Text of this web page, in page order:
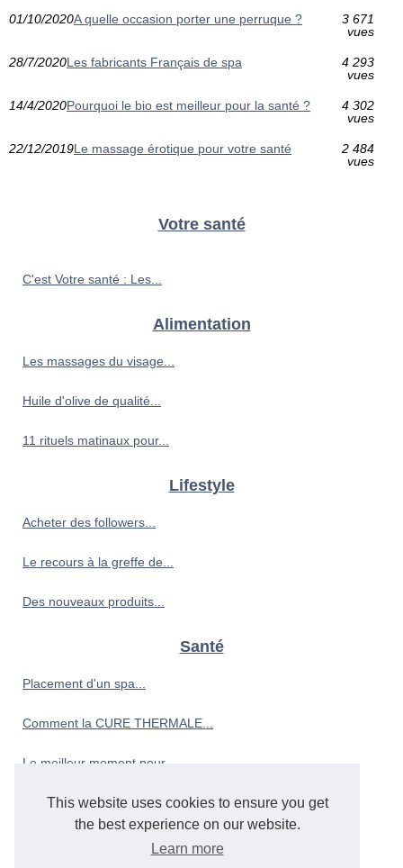
This website uses cookies to ensure you get
the best experience on our website.
Learn more
01/10/2020A quelle occasion porter une perruque ?
3 671
vues
28/7/2020Les fabricants Français de spa
4 293
vues
14/4/2020Pourquoi le bio est meilleur pour la santé ?
4 302
vues
22/12/2019Le massage érotique pour votre santé
2 484
vues
Votre santé
C'est Votre santé : Les...
Alimentation
Les massages du visage...
Huile d'olive de qualité...
11 rituels matinaux pour...
Lifestyle
Acheter des followers...
Le recours à la greffe de...
Des nouveaux produits...
Santé
Placement d'un spa...
Comment la ‎CURE THERMALE...
Le meilleur moment pour...
Sport
Que faire à la place du...